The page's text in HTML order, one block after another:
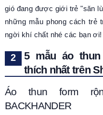
gió đang được giới trẻ "săn
những mẫu phong cách trẻ
ngời khí chất nhé các bạn ơi!
5 mẫu áo
thích nhất trên
Áo thun form
BACKHANDER